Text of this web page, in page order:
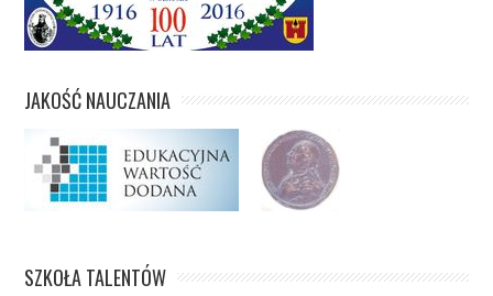
JAKOŚĆ NAUCZANIA
SZKOŁA TALENTÓW